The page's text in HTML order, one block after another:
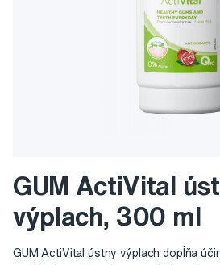
GUM ActiVital
výplach, 300 ml
GUM ActiVital ústny výplach dopĺňa